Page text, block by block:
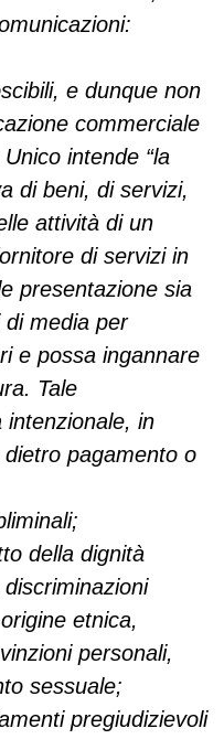
e dunque non
commerciale
intende “la
di beni, di servizi,
attività di un
di servizi in
presentazione sia
media per
e possa ingannare
Tale
intenzionale, in
pagamento o
della dignità
etnica,
personali,
sessuale;
pregiudizievoli